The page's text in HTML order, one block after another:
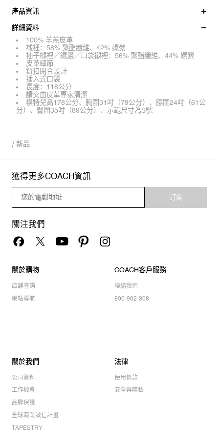
產品資訊
詳細資料
100% 羊羔皮革
襯裡：58% 聚酯纖維、42% 嫘縈
袖子襯裡／鑲邊／口袋襯裡：56% 聚酯纖維、44% 嫘縈
皮革細節
鈕扣閉合設計
插入式口袋
長度：118公分
請交由皮革專家清潔
模特兒高178公分、胸圍31吋（79公分）、腰圍24吋（61公
分）、臀圍35吋（89公分）、示範尺寸為S號
/ 新品
獲得更多COACH資訊
訂閱
關注我們
關於購物
店舖查詢
網站導航
COACH客戶服務
聯絡我們
800-902-308
關於我們
公司資料
工作機會
品牌保護
全球商業誠信計畫
TAPESTRY
法律
使用條款
安全與隱私